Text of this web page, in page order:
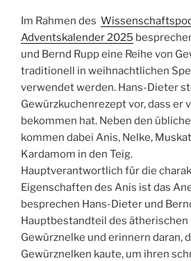
Im Rahmen des
Adventskalender 2025
und Bernd Rupp eine Reihe von
traditionell in weihnachtlichen
verwendet werden. Hans-Dieter
Gewürzkuchenrezept vor, dass er
bekommen hat. Neben den
kommen dabei Anis, Nelke,
Kardamom in den Teig.
Hauptverantwortlich für die
Eigenschaften des Anis ist das
besprechen Hans-Dieter und
Hauptbestandteil des ätherischen
Gewürznelke und erinnern daran,
Gewürznelken kaute, um ihren